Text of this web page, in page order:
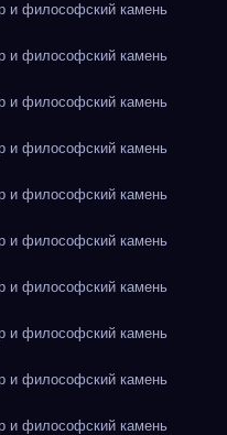
и философский камень
и философский камень
и философский камень
и философский камень
и философский камень
и философский камень
и философский камень
и философский камень
и философский камень
и философский камень